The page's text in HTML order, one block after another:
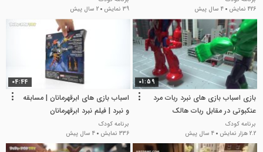
426 نمایش
4 سال پیش
39 نمایش
2 سال پیش
01:59
بازی اسباب بازی های نبرد ربات مرد
عنکبوتی در مقابل ربات هالک
برنامه کودک
2.2 هزار نمایش
4 سال پیش
04:44
اسباب بازی های ابرقهرمانان | مسابقه
و نبرد | فیلم نبرد ابرقهرمانان
برنامه کودک
336 نمایش
4 سال پیش